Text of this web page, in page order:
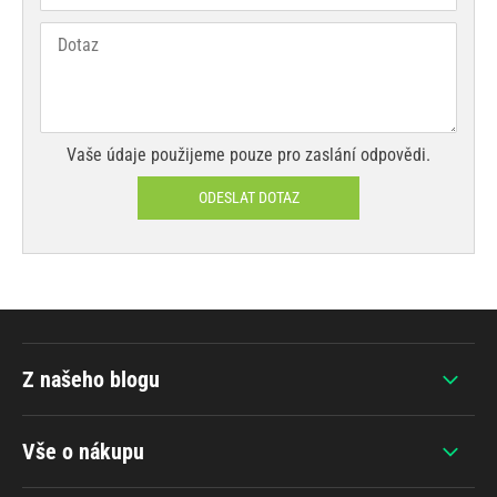
Vaše údaje použijeme pouze pro zaslání odpovědi.
ODESLAT DOTAZ
Vše o nákupu
Z našeho blogu